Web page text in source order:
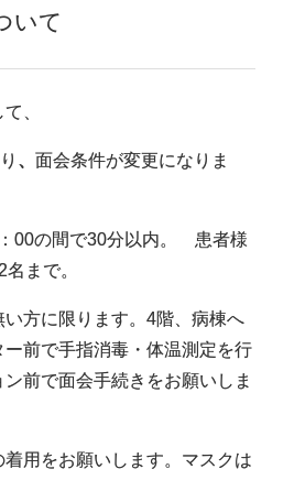
いて
、
、 面会条件が変更になりま
00の間で30分以内。 患者様
まで。
い方に限ります。4階、病棟へ
前で手指消毒・体温測定を行
前で面会手続きをお願いしま
着用をお願いします。マスクは